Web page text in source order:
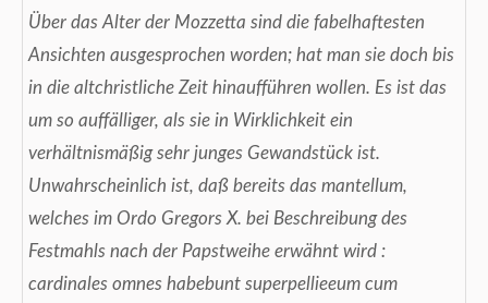
Über das Alter der Mozzetta sind die fabelhaftesten
Ansichten ausgesprochen worden; hat man sie doch bis
in die altchristliche Zeit hinaufführen wollen. Es ist das
um so auffälliger, als sie in Wirklichkeit ein
verhältnismäßig sehr junges Gewandstück ist.
Unwahrscheinlich ist, daß bereits das mantellum,
welches im Ordo Gregors X. bei Beschreibung des
Festmahls nach der Papstweihe erwähnt wird :
cardinales omnes habebunt superpellieeum cum